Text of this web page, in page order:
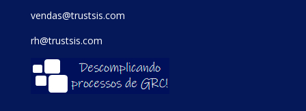
vendas@trustsis.com
rh@trustsis.com